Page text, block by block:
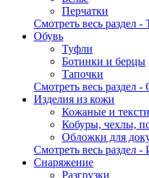
Перчатки
Смотреть весь раздел -
Обувь
Туфли
Ботинки и берцы
Тапочки
Смотреть весь раздел -
Изделия из кожи
Кожаные и
Кобуры, чехлы,
Обложки для
Смотреть весь раздел -
Снаряжение
Разгрузки